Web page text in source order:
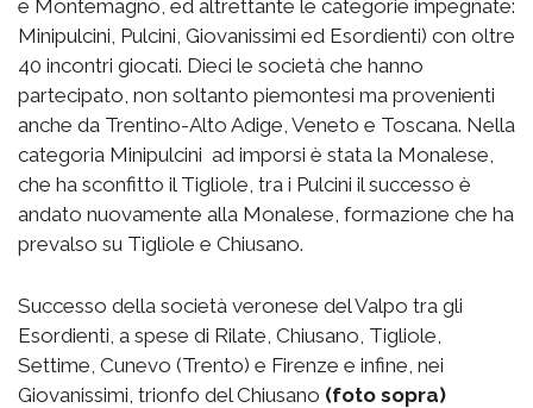
e Montemagno, ed altrettante le categorie impegnate:
Minipulcini, Pulcini, Giovanissimi ed Esordienti) con oltre
40 incontri giocati. Dieci le società che hanno
partecipato, non soltanto piemontesi ma provenienti
anche da Trentino-Alto Adige, Veneto e Toscana. Nella
categoria Minipulcini ad imporsi è stata la Monalese,
che ha sconfitto il Tigliole, tra i Pulcini il successo è
andato nuovamente alla Monalese, formazione che ha
prevalso su Tigliole e Chiusano.
Successo della società veronese del Valpo tra gli
Esordienti, a spese di Rilate, Chiusano, Tigliole,
Settime, Cunevo (Trento) e Firenze e infine, nei
Giovanissimi, trionfo del Chiusano (foto sopra)